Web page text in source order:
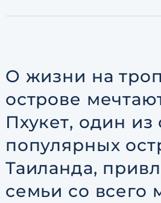
О жизни на
острове
Пхукет, один из
популярных
Таиланда,
семьи со всего